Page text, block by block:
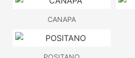
CANAPA